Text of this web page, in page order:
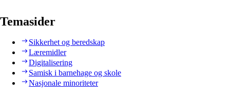
Temasider
Sikkerhet og beredskap
Læremidler
Digitalisering
Samisk i barnehage og skole
Nasjonale minoriteter